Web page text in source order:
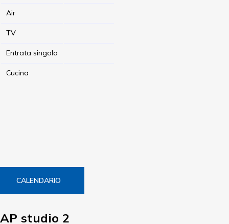
Air
TV
Entrata singola
Cucina
CALENDARIO
AP studio 2